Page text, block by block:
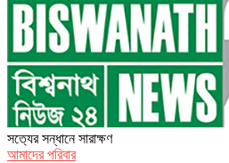
সত‌্যের সন্ধানে সারাক্ষণ
আমাদের পরিবার